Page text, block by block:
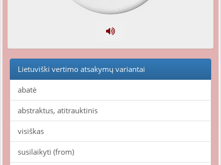
Lietuviški vertimo atsakymų variantai
abatė
abstraktus, atitrauktinis
visiškas
susilaikyti (from)